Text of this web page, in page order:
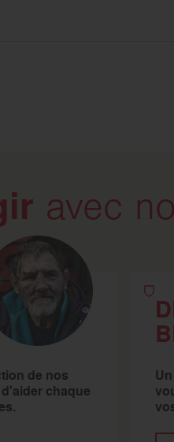
avec
de nos
chaque